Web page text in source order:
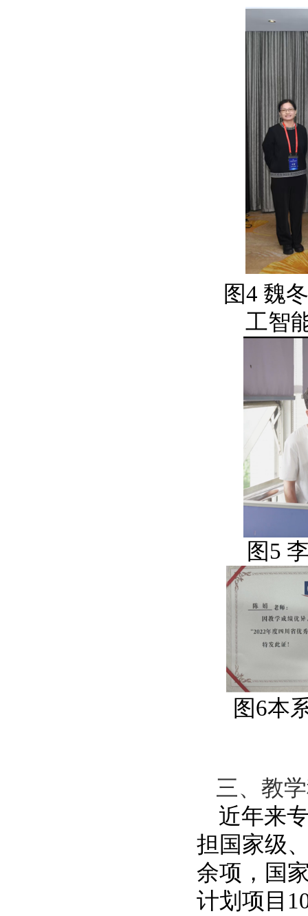
图4 魏
工智
图 5
图 6本
三、教
近年来
担国家级
余项，国
计划项目